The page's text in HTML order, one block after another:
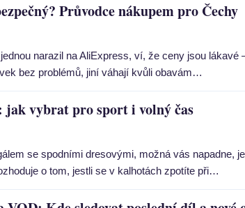
Průvodce nákupem pro Čechy
narazil na AliExpress, ví, že ceny jsou
bez problémů, jiní váhají kvůli obavám…
jak vybrat pro sport i volný čas
se spodními dresovými, možná vás napadne,
o tom, jestli se v kalhotách zpotíte při…